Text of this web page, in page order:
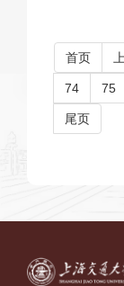
首页
74 75
尾页